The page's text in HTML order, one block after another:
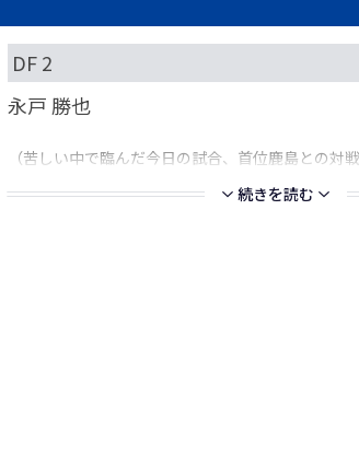
DF 2
永戸 勝也
（苦しい中で臨んだ今日の試合、首位鹿島との対戦
続きを読む